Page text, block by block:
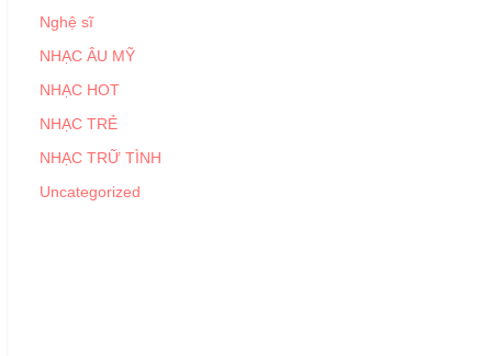
Nghệ sĩ
NHẠC ÂU MỸ
NHẠC HOT
NHẠC TRẺ
NHẠC TRỮ TÌNH
Uncategorized